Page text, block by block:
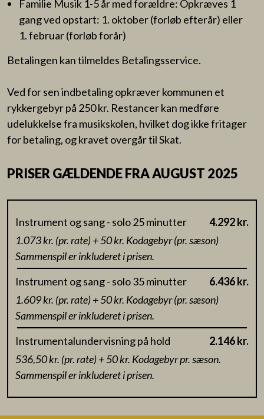
Familie Musik 1-5 år med forældre: Opkræves 1
gang ved opstart: 1. oktober (forløb efterår) eller
1. februar (forløb forår)
Betalingen kan tilmeldes Betalingsservice.
Ved for sen indbetaling opkræver kommunen et
rykkergebyr på 250 kr. Restancer kan medføre
udelukkelse fra musikskolen, hvilket dog ikke fritager
for betaling, og kravet overgår til Skat.
PRISER GÆLDENDE FRA AUGUST 2025
Instrument og sang - solo 25 minutter
4.292 kr.
1.073 kr. (pr. rate) + 50 kr. Kodagebyr (pr. sæson)
Sammenspil er inkluderet i prisen.
Instrument og sang - solo 35 minutter
6.436 kr.
1.609 kr. (pr. rate) + 50 kr. Kodagebyr (pr. sæson)
Sammenspil er inkluderet i prisen.
Instrumentalundervisning på hold
2.146 kr.
536,50 kr. (pr. rate) + 50 kr. Kodagebyr pr. sæson.
Sammenspil er inkluderet i prisen.